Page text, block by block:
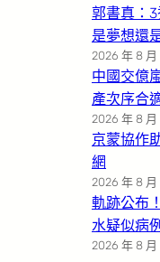
郭書真：
是夢想還
2026 年 8 月
中國交億
產次序合
2026 年 8 月
京蒙協作
網
2026 年 8 月
軌跡公布
水疑似病
2026 年 8 月